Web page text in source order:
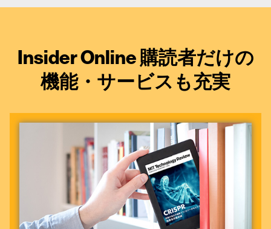
Insider Online 購読者だけの
機能・サービスも充実